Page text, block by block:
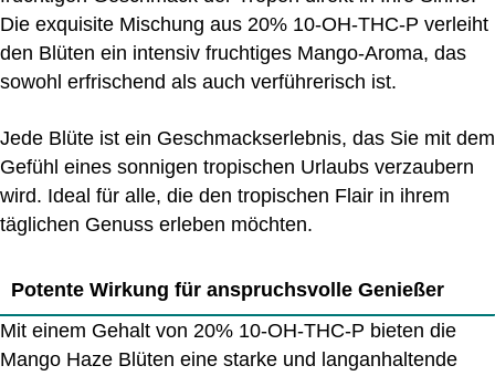
Die exquisite Mischung aus 20% 10-OH-THC-P verleiht
den Blüten ein intensiv fruchtiges Mango-Aroma, das
sowohl erfrischend als auch verführerisch ist.
Jede Blüte ist ein Geschmackserlebnis, das Sie mit dem
Gefühl eines sonnigen tropischen Urlaubs verzaubern
wird. Ideal für alle, die den tropischen Flair in ihrem
täglichen Genuss erleben möchten.
Potente Wirkung für anspruchsvolle Genießer
Mit einem Gehalt von 20% 10-OH-THC-P bieten die
Mango Haze Blüten eine starke und langanhaltende